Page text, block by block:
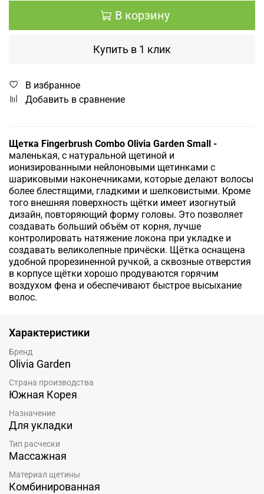
В корзину
Купить в 1 клик
В избранное
Добавить в сравнение
Щетка Fingerbrush Combo Olivia Garden Small -
маленькая, с натуральной щетиной и
ионизированными нейлоновыми щетинками с
шариковыми наконечниками, которые делают волосы
более блестящими, гладкими и шелковистыми. Кроме
того внешняя поверхность щётки имеет изогнутый
дизайн, повторяющий форму головы. Это позволяет
создавать больший объём от корня, лучше
контролировать натяжение локона при укладке и
создавать великолепные причёски. Щётка оснащена
удобной прорезиненной ручкой, а сквозные отверстия
в корпусе щётки хорошо продуваются горячим
воздухом фена и обеспечивают быстрое высыхание
волос.
Характеристики
Бренд
Olivia Garden
Страна производства
Южная Корея
Назначение
Для укладки
Тип расчески
Массажная
Материал щетины
Комбинированная